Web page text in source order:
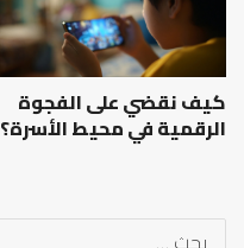
كيف نقضي على الفجوة
الرقمية في محيط الأسرة؟